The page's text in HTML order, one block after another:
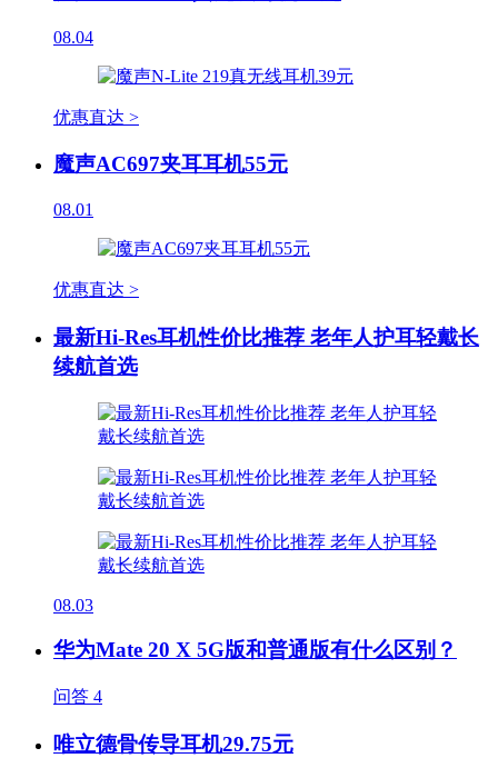
08.04
优惠直达 >
魔声AC697夹耳耳机55元
08.01
优惠直达 >
最新Hi-Res耳机性价比推荐 老年人护耳轻戴长
续航首选
08.03
华为Mate 20 X 5G版和普通版有什么区别？
问答 4
唯立德骨传导耳机29.75元